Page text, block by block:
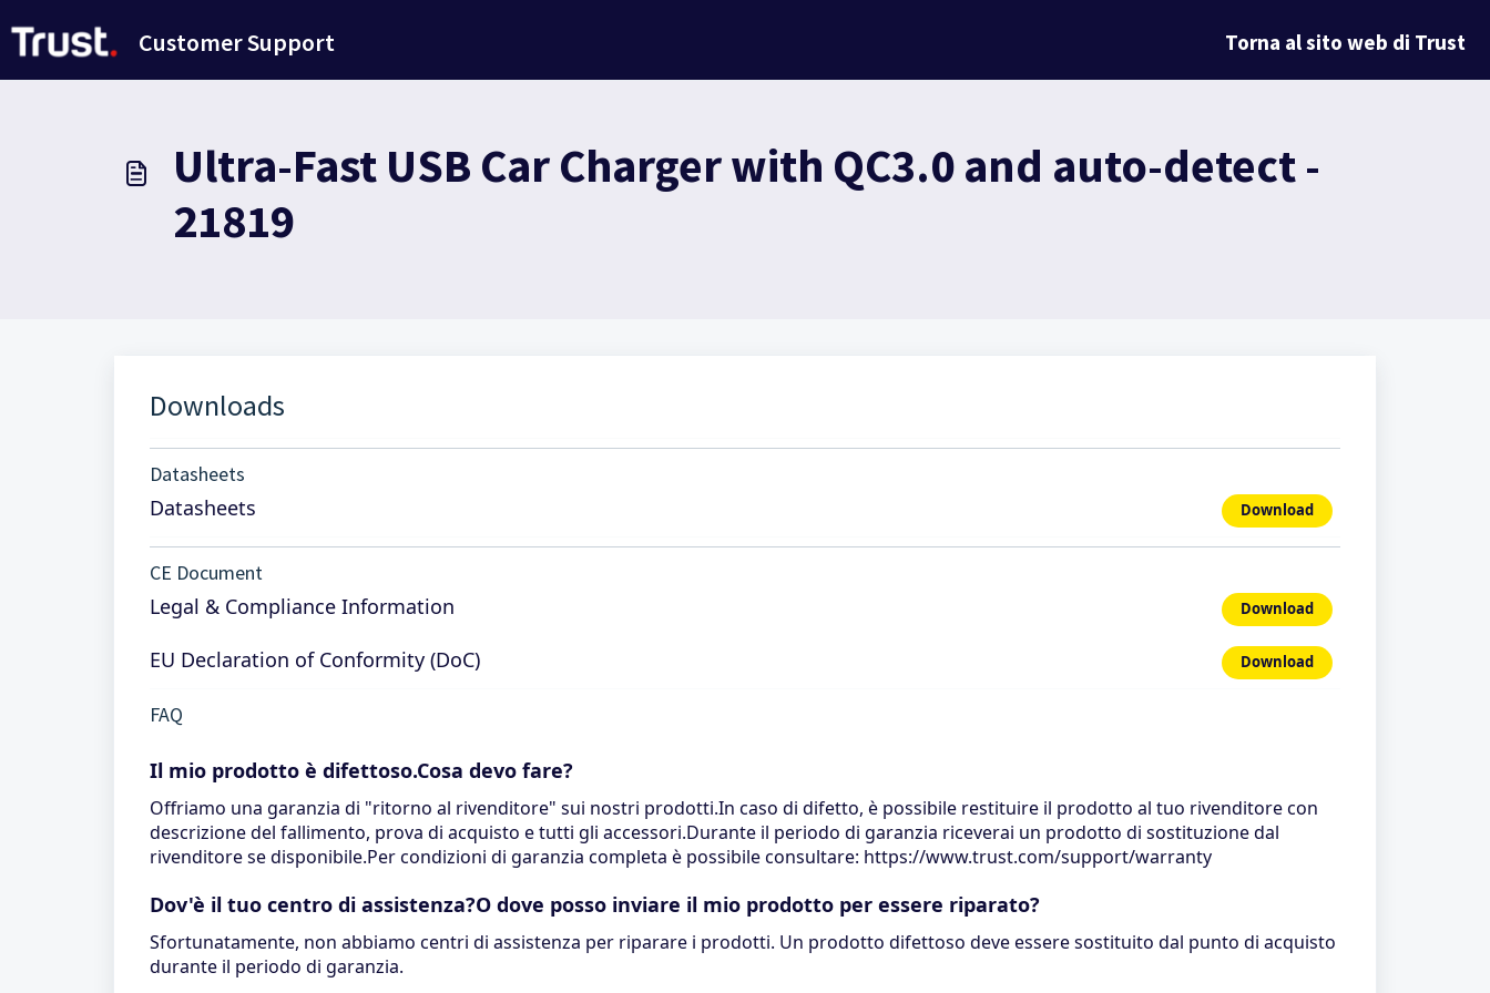
Customer Support Torna al sito web di Trust
Ultra-Fast USB Car Charger with QC3.0 and auto-detect -
21819
Downloads
Datasheets
Datasheets Download
CE Document
Legal & Compliance Information Download
EU Declaration of Conformity (DoC) Download
FAQ
Il mio prodotto è difettoso.Cosa devo fare?
Offriamo una garanzia di "ritorno al rivenditore" sui nostri prodotti.In caso di difetto, è possibile restituire il prodotto al tuo rivenditore con
descrizione del fallimento, prova di acquisto e tutti gli accessori.Durante il periodo di garanzia riceverai un prodotto di sostituzione dal
rivenditore se disponibile.Per condizioni di garanzia completa è possibile consultare: https://www.trust.com/support/warranty
Dov'è il tuo centro di assistenza?O dove posso inviare il mio prodotto per essere riparato?
Sfortunatamente, non abbiamo centri di assistenza per riparare i prodotti. Un prodotto difettoso deve essere sostituito dal punto di acquisto
durante il periodo di garanzia.